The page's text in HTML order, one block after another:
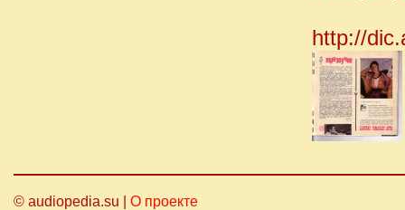
http://
© audiopedia.su | О проекте